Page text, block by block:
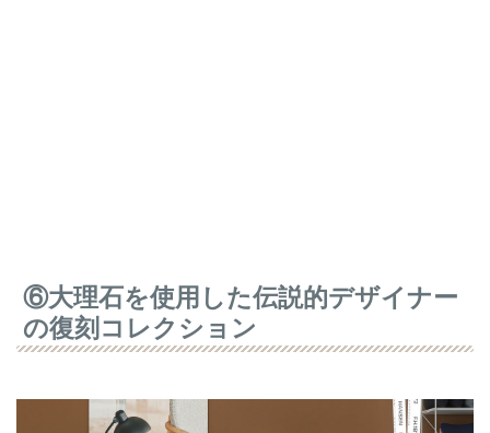
⑥大理石を使用した伝説的デザイナー
の復刻コレクション